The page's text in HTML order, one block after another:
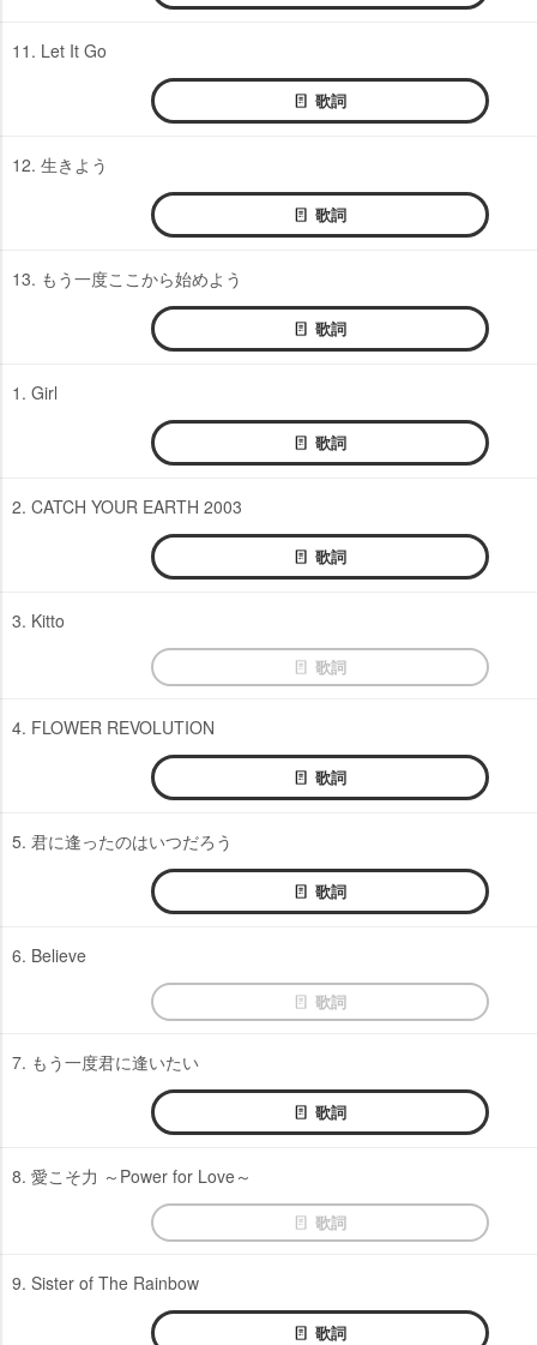
11. Let It Go
歌詞
12. 生きよう
歌詞
13. もう一度ここから始めよう
歌詞
1. Girl
歌詞
2. CATCH YOUR EARTH 2003
歌詞
3. Kitto
歌詞
4. FLOWER REVOLUTION
歌詞
5. 君に逢ったのはいつだろう
歌詞
6. Believe
歌詞
7. もう一度君に逢いたい
歌詞
8. 愛こそ力 ～Power for Love～
歌詞
9. Sister of The Rainbow
歌詞